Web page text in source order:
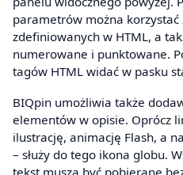
parametrów można
zdefiniowanych w HTML, a
numerowane i punktowane.
tagów HTML widać w pasku
BIQpin umożliwia także
elementów w opisie. Oprócz
ilustrację, animację Flash, a
– służy do tego ikona globu.